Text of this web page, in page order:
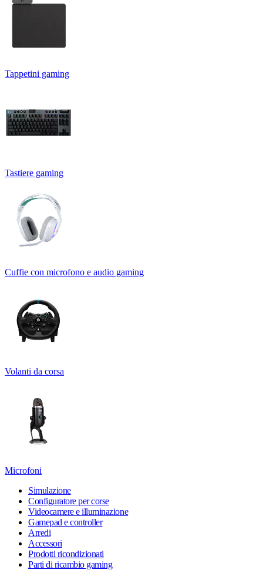
Tappetini gaming
Tastiere gaming
Cuffie con microfono e audio gaming
Volanti da corsa
Microfoni
Simulazione
Configuratore per corse
Videocamere e illuminazione
Gamepad e controller
Arredi
Accessori
Prodotti ricondizionati
Parti di ricambio gaming